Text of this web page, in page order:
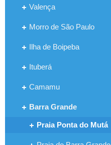
Valença
Morro de São Paulo
Ilha de Boipeba
Ituberá
Camamu
Barra Grande
Praia Ponta do Mutá